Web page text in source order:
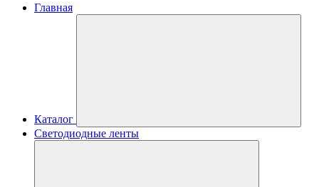
Главная
Каталог
Светодиодные ленты